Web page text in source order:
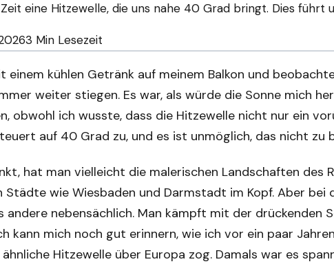
eine Hitzewelle, die uns nahe 40 Grad bringt. Dies
3 Min Lesezeit
einem kühlen Getränk auf meinem Balkon und
weiter stiegen. Es war, als würde die Sonne mich
obwohl ich wusste, dass die Hitzewelle nicht nur ein
auf 40 Grad zu, und es ist unmöglich, das nicht zu
hat man vielleicht die malerischen Landschaften des
wie Wiesbaden und Darmstadt im Kopf. Aber bei
andere nebensächlich. Man kämpft mit der drückenden
kann mich noch gut erinnern, wie ich vor ein paar
Hitzewelle über Europa zog. Damals war es